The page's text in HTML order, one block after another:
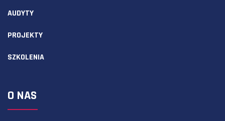
AUDYTY
PROJEKTY
SZKOLENIA
O NAS